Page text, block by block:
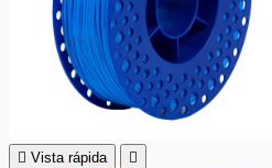
 Vista rápida 